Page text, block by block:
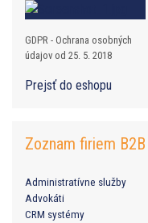
GDPR - Ochrana osobných
údajov od 25. 5. 2018
Prejsť do eshopu
Zoznam firiem B2B
Administratívne služby
Advokáti
CRM systémy